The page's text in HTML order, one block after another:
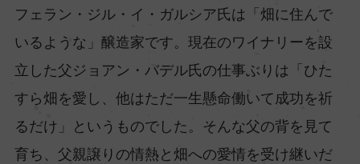
フェラン・ジル・イ・ガルシア氏は「畑に住んで
いるような」醸造家です。現在のワイナリーを設
立した父ジョアン・バデル氏の仕事ぶりは「ひた
すら畑を愛し、他はただ一生懸命働いて成功を祈
るだけ」というものでした。そんな父の背を見て
育ち、父親譲りの情熱と畑への愛情を受け継いだ